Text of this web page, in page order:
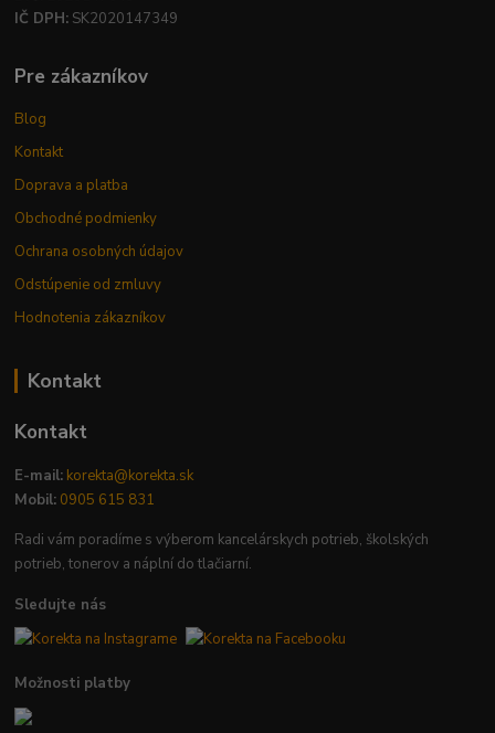
IČ DPH: SK2020147349
Pre zákazníkov
Blog
Kontakt
Doprava a platba
Obchodné podmienky
Ochrana osobných údajov
Odstúpenie od zmluvy
Hodnotenia zákazníkov
Kontakt
Kontakt
E-mail: korekta@korekta.sk
Mobil: 0905 615 831
Radi vám poradíme s výberom kancelárskych potrieb, školských
potrieb, tonerov a náplní do tlačiarní.
Sledujte nás
Možnosti platby